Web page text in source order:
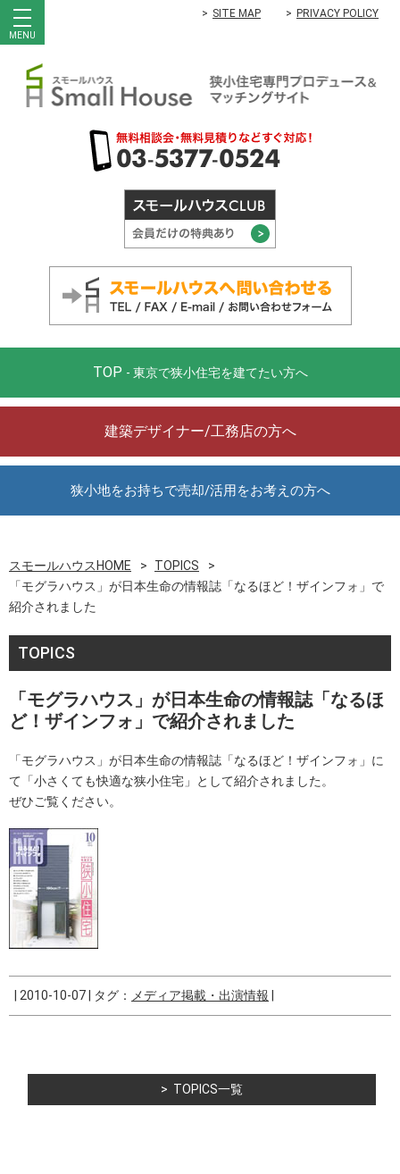
MENU
SITE MAP PRIVACY POLICY
TOP - 東京で狭小住宅を建てたい方へ
建築デザイナー/工務店の方へ
狭小地をお持ちで売却/活用をお考えの方へ
スモールハウスHOME
TOPICS
「モグラハウス」が日本生命の情報誌「なるほど！ザインフォ」で
紹介されました
TOPICS
「モグラハウス」が日本生命の情報誌「なるほ
ど！ザインフォ」で紹介されました
「モグラハウス」が日本生命の情報誌「なるほど！ザインフォ」に
て「小さくても快適な狭小住宅」として紹介されました。
ぜひご覧ください。
| 2010-10-07| タグ： メディア掲載・出演情報 |
TOPICS一覧